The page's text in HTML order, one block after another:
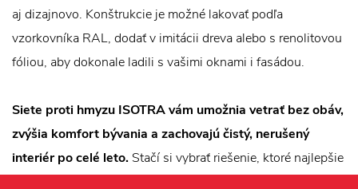
aj dizajnovo. Konštrukcie je možné lakovať podľa
vzorkovníka RAL, dodať v imitácii dreva alebo s renolitovou
fóliou, aby dokonale ladili s vašimi oknami i fasádou.
Siete proti hmyzu ISOTRA vám umožnia vetrať bez obáv,
zvýšia komfort bývania a zachovajú čistý, nerušený
interiér po celé leto. Stačí si vybrať riešenie, ktoré najlepšie